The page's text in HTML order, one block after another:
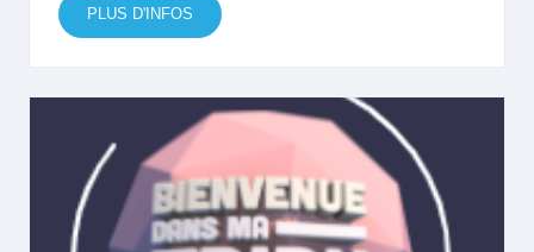
PLUS D'INFOS